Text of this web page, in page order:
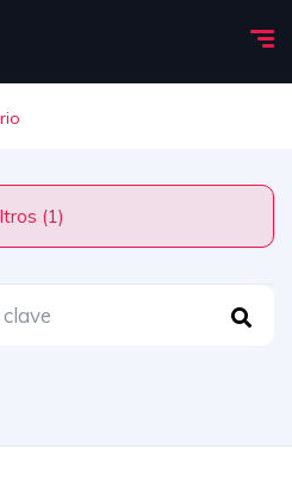
Filtros (1)